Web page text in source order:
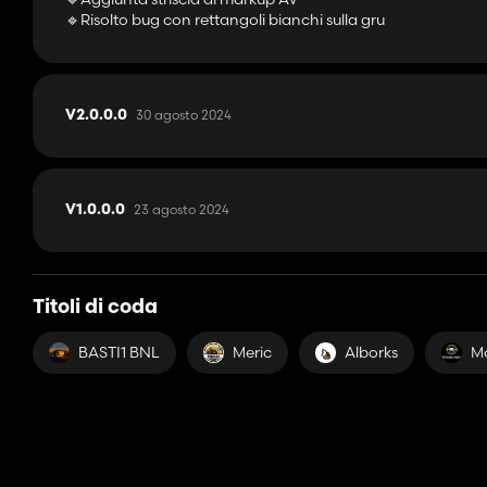
🔹Risolto bug con rettangoli bianchi sulla gru
V2.0.0.0 30 agosto 2024
V1.0.0.0 23 agosto 2024
Titoli di coda
BASTI1 BNL Meric Alborks